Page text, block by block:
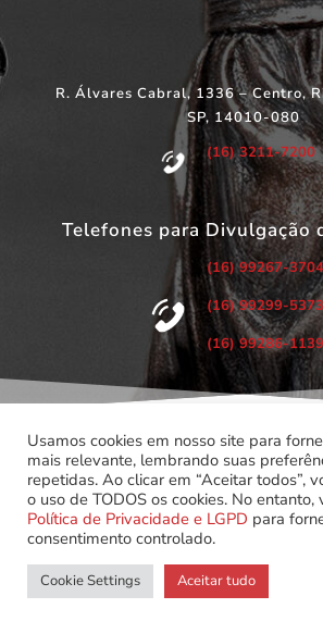
R. Álvares Cabral, 1336 – Centro,
SP, 14010-080
(16) 3211-7200
Telefones para Divulgação
(16) 99267-3704
(16) 99299-
(16) 99286-1139
©Copyright 2022 – Todos os
Associação dos Servidores do Poder
São Paulo.
Usamos cookies em nosso site para
mais relevante, lembrando suas
repetidas. Ao clicar em “Aceitar todos”,
o uso de TODOS os cookies. No
Política de Privacidade e LGPD para
consentimento controlado.
Cookie Settings Aceitar tudo